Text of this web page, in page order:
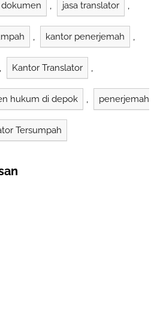
dokumen , jasa translator ,
, kantor penerjemah ,
, Kantor Translator ,
hukum di depok , penerjemah
Tersumpah